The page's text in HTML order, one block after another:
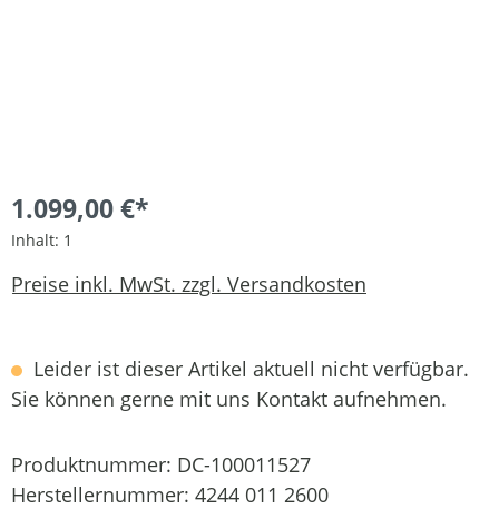
1.099,00 €*
Inhalt: 1
Preise inkl. MwSt. zzgl. Versandkosten
Leider ist dieser Artikel aktuell nicht verfügbar.
Sie können gerne mit uns Kontakt aufnehmen.
Produktnummer: DC-100011527
Herstellernummer: 4244 011 2600